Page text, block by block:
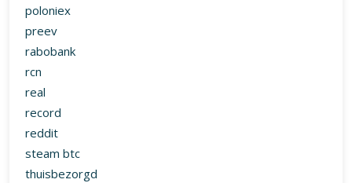
poloniex
preev
rabobank
rcn
real
record
reddit
steam btc
thuisbezorgd